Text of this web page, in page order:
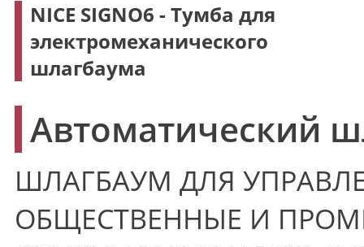
NICE SIGNO6 - Тумба для
электромеханического
шлагбаума
Автоматический
ШЛАГБАУМ ДЛЯ
ОБЩЕСТВЕННЫЕ И